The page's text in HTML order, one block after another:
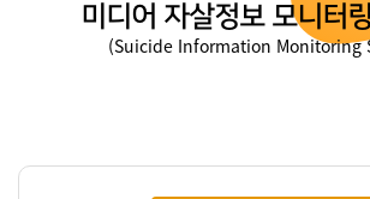
미디어 자살정보 모니터
(Suicide Information Monitoring